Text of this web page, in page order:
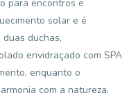
para encontros e
solar e é
duchas,
envidraçado com SPA
enquanto o
com a natureza.